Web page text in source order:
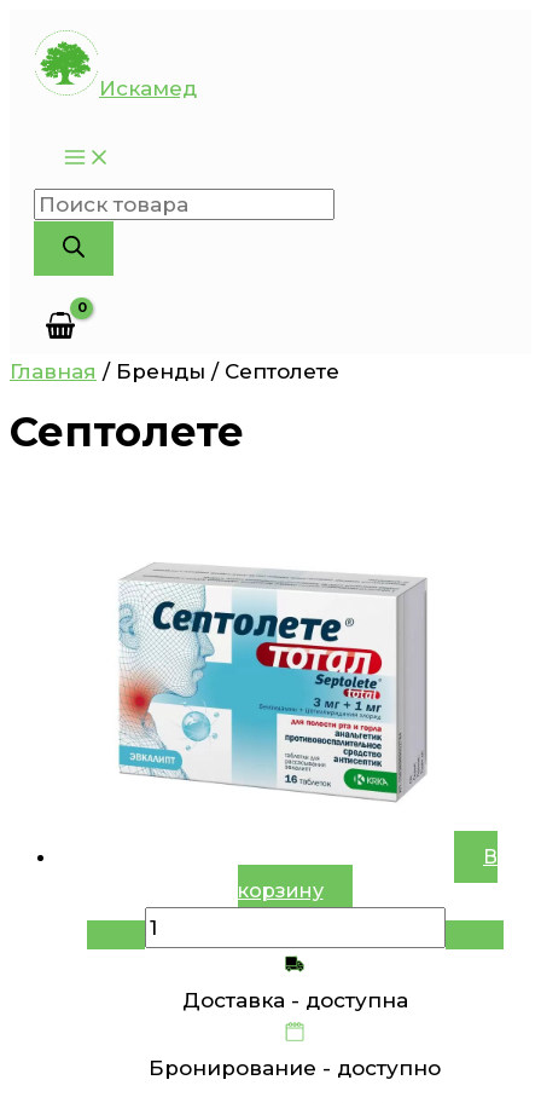
Перейти
содержимому
Искамед
Поиск
товаров
Главная / Бренды / Септолете
Септолете
В
корзину
Доставка - доступна
Бронирование - доступно